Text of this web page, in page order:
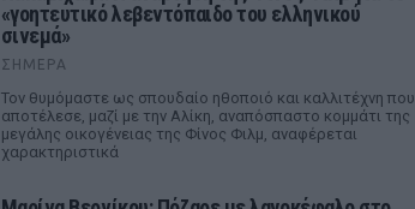
«γοητευτικό λεβεντόπαιδο του ελληνικού
σινεμά»
ΣΉΜΕΡΑ
Τον θυμόμαστε ως σπουδαίο ηθοποιό και καλλιτέχνη που
αποτέλεσε, μαζί με την Αλίκη, αναπόσπαστο κομμάτι της
μεγάλης οικογένειας της Φίνος Φιλμ, αναφέρεται
χαρακτηριστικά